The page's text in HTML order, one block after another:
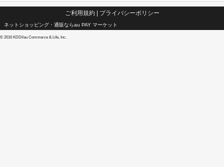
ご利用規約| プライバシーポリシー
ネットショッピング・通販ならau PAY マーケット
© 2016 KDDI/au Commerce & Life, Inc.